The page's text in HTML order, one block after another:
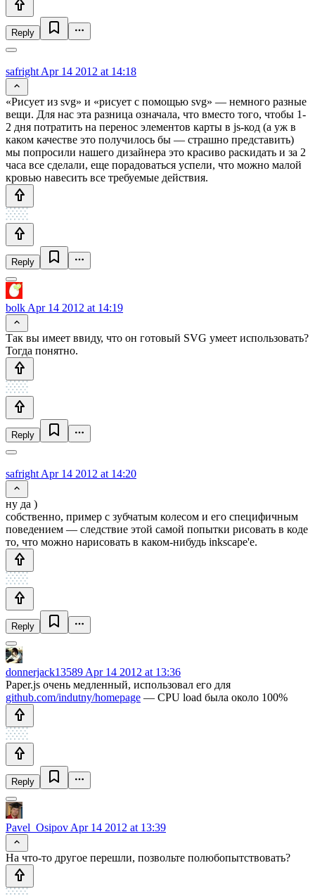
Reply
safright Apr 14 2012 at 14:18
«Рисует из svg» и «рисует с помощью svg» — немного разные
вещи. Для нас эта разница означала, что вместо того, чтобы 1-
2 дня потратить на перенос элементов карты в js-код (а уж в
каком качестве это получилось бы — страшно представить)
мы попросили нашего дизайнера это красиво раскидать и за 2
часа все сделали, еще порадоваться успели, что можно малой
кровью навесить все требуемые действия.
Reply
bolk Apr 14 2012 at 14:19
Так вы имеет ввиду, что он готовый SVG умеет использовать?
Тогда понятно.
Reply
safright Apr 14 2012 at 14:20
ну да )
собственно, пример с зубчатым колесом и его специфичным
поведением — следствие этой самой попытки рисовать в коде
то, что можно нарисовать в каком-нибудь inkscape'е.
Reply
donnerjack13589 Apr 14 2012 at 13:36
Paper.js очень медленный, использовал его для
github.com/indutny/homepage — CPU load была около 100%
Reply
Pavel_Osipov Apr 14 2012 at 13:39
На что-то другое перешли, позвольте полюбопытствовать?